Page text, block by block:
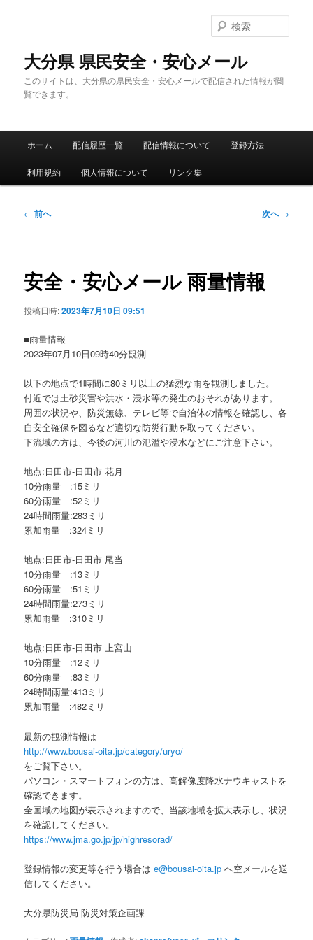
大分県 県民安全・安心メール
このサイトは、大分県の県民安全・安心メールで配信された情報が閲
覧できます。
索
メ
ホーム 配信履歴一覧 配信情報について 登録方法
利用規約 個人情報について リンク集
投
ゲ
ー
ョ
← 前へ 次へ→
安全・安心メール 雨量情報
投稿日時:2023年7月10日 09:51
■雨量情報
2023年07月10日09時40分観測
以下の地点で1時間に80ミリ以上の猛烈な雨を観測しました。
付近では土砂災害や洪水・浸水等の発生のおそれがあります。
周囲の状況や、防災無線、テレビ等で自治体の情報を確認し、各
自安全確保を図るなど適切な防災行動を取ってください。
下流域の方は、今後の河川の氾濫や浸水などにご注意下さい。
地点:日田市-日田市 花月
10分雨量 :15ミリ
60分雨量 :52ミリ
24時間雨量:283ミリ
累加雨量 :324ミリ
地点:日田市-日田市 尾当
10分雨量 :13ミリ
60分雨量 :51ミリ
24時間雨量:273ミリ
累加雨量 :310ミリ
地点:日田市-日田市 上宮山
10分雨量 :12ミリ
60分雨量 :83ミリ
24時間雨量:413ミリ
累加雨量 :482ミリ
最新の観測情報は
http://www.bousai-oita.jp/category/uryo/
をご覧下さい。
パソコン・スマートフォンの方は、高解像度降水ナウキャストを
確認できます。
全国域の地図が表示されますので、当該地域を拡大表示し、状況
を確認してください。
https://www.jma.go.jp/jp/highresorad/
登録情報の変更等を行う場合はe@bousai-oita.jp へ空メールを送
信してください。
大分県防災局 防災対策企画課